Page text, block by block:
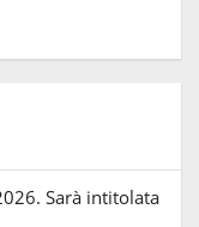
Sarà intitolata